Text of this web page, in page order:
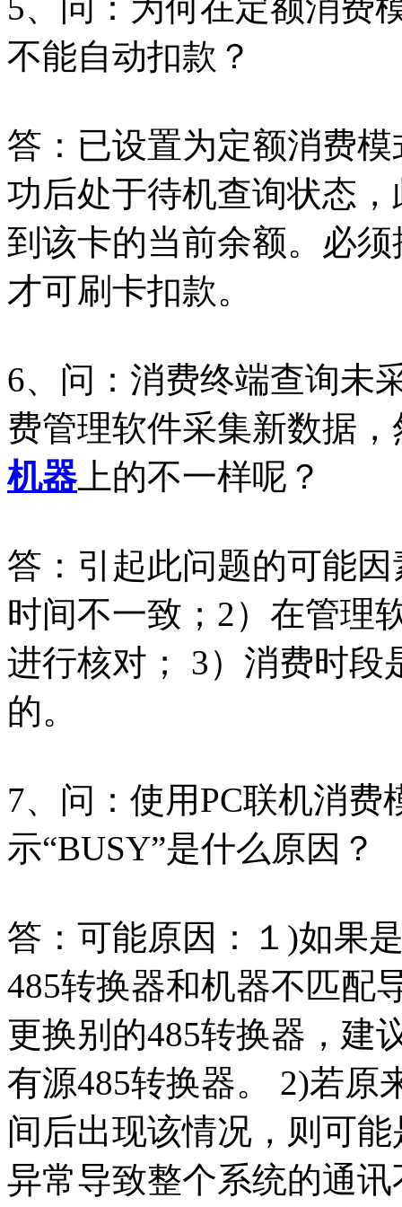
不能自动扣款？
答：已设置为定额消费
功后处于待机查询状态
到该卡的当前余额。必
才可刷卡扣款。
6、问：消费终端查询未
费管理软件采集新数据
机器上的不一样呢？
答：引起此问题的可能
时间不一致；2）在管理
进行核对； 3）消费时段
的。
7、问：使用PC联机消
示“BUSY”是什么原因？
答：可能原因：１)如果
485转换器和机器不匹配
更换别的485转换器，建
有源485转换器。 2)若原
间后出现该情况，则可
异常导致整个系统的通